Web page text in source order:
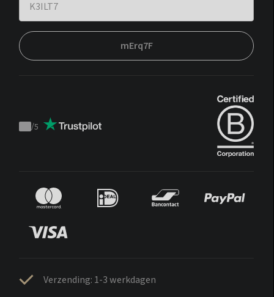
mErq7F
Trustpilot
/5
Verzending: 1-3 werkdagen